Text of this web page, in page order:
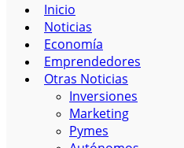
Inicio
Noticias
Economía
Emprendedores
Otras Noticias
Inversiones
Marketing
Pymes